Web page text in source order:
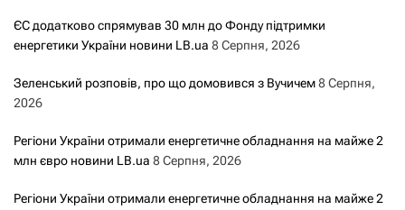
ЄС додатково спрямував 30 млн до Фонду підтримки
енергетики України новини LB.ua 8 Серпня, 2026
Зеленський розповів, про що домовився з Вучичем8 Серпня,
2026
Регіони України отримали енергетичне обладнання на майже 2
млн євро новини LB.ua 8 Серпня, 2026
Регіони України отримали енергетичне обладнання на майже 2